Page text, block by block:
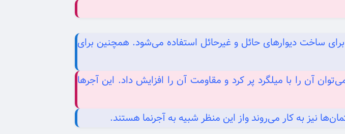
است که از آن برای ساخت دیوارهای حائل و غیرحائل استفاده می‌شود. همچنین برای
آن را با میلگرد پر کرد و مقاومت آن را افزایش داد. این آجرها
نیز به کار می‌روند واز این منظر شبیه به آجرنما هستند.